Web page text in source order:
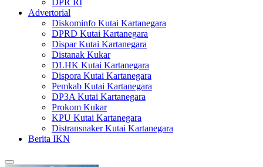
DPR RI
Advertorial
Diskominfo Kutai Kartanegara
DPRD Kutai Kartanegara
Dispar Kutai Kartanegara
Distanak Kukar
DLHK Kutai Kartanegara
Dispora Kutai Kartanegara
Pemkab Kutai Kartanegara
DP3A Kutai Kartanegara
Prokom Kukar
KPU Kutai Kartanegara
Distransnaker Kutai Kartanegara
Berita IKN